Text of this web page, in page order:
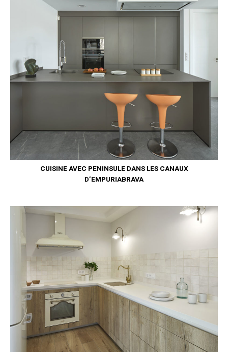
CUISINE AVEC PENINSULE DANS LES CANAUX
D’EMPURIABRAVA